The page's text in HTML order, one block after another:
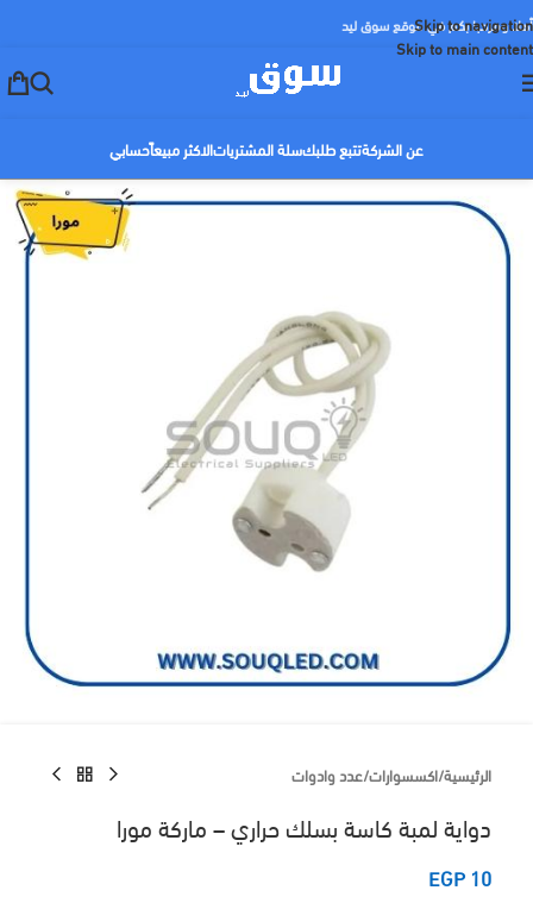
Skip to navigation
Skip to main content
أهلا ومرحبا بكم في موقع سوق ليد
عن الشركةتتبع طلبكسلة المشترياتالاكثر مبيعاًحسابي
الرئيسية/اكسسوارات/عدد وادوات
دواية لمبة كاسة بسلك حراري – ماركة مورا
EGP10